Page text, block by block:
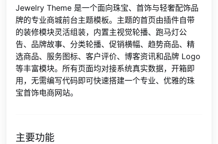
Jewelry Theme 是一个面向珠宝、首饰与轻奢配饰品
牌的专业商城前台主题模板。主题的首页由插件自带
的装修模块灵活组装，内置主视觉轮播、跑马灯公
告、品牌故事、分类轮播、促销横幅、趋势商品、精
选商品、服务图标、客户评价、博客资讯和品牌 Logo
等丰富模块。所有页面均对接系统真实数据，开箱即
用，无需编写代码即可快速搭建一个专业、优雅的珠
宝首饰电商网站。
主要功能